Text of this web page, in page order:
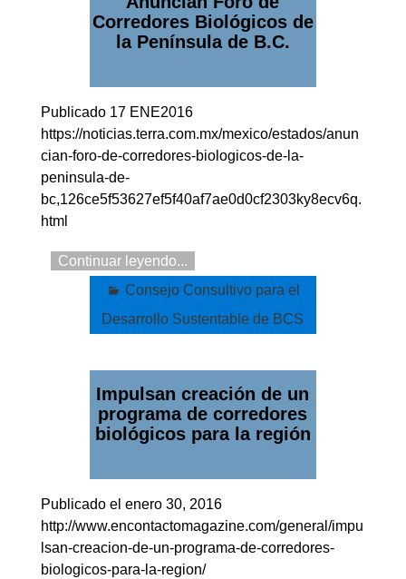
Corredores Biológicos de
la Península de B.C.
Publicado 17 ENE2016
https://noticias.terra.com.mx/mexico/estados/anun
cian-foro-de-corredores-biologicos-de-la-
peninsula-de-
bc,126ce5f53627ef5f40af7ae0d0cf2303ky8ecv6q.
html
Continuar leyendo...
Consejo Consultivo para el
Desarrollo Sustentable de BCS
Impulsan creación de un
programa de corredores
biológicos para la región
Publicado el enero 30, 2016
http://www.encontactomagazine.com/general/impu
lsan-creacion-de-un-programa-de-corredores-
biologicos-para-la-region/